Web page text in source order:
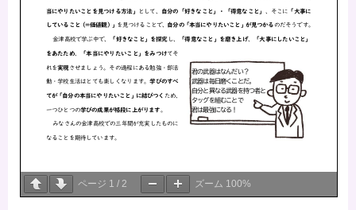
ページ 1 / 2 ズーム 100%